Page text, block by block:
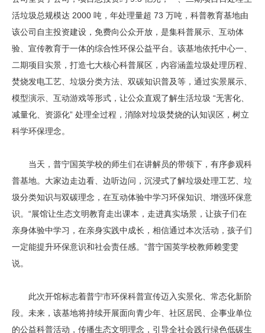
活垃圾总规模达 2000 吨，年处理量超 73 万吨，科普教育基地由
该公司自主投资建设，免费向公众开放，是集科普展示、互动体
验、宣传教育于一体的综合性环保公益平台。该基地依托中心一、
二期项目实景，打造七大核心科普展区，内容涵盖垃圾处理历程、
焚烧发电工艺、垃圾分类方法、双碳知识普及等，通过实景展示、
模型演示、互动游戏等形式，让公众直观了解生活垃圾 “无害化、
减量化、资源化” 处理全过程，消除对垃圾焚烧的认知误区，树立
科学环保理念。
当天，普宁国英学校的师生们在讲解员的带领下，有序参观科
普基地。大家边走边看、边听边问，沉浸式了解垃圾处理工艺、垃
圾分类知识与双碳理念，在互动体验中学习环保知识、增强环保意
识。“展馆让生态文明教育走出课本，走进真实场景，让孩子们在
亲身体验中学习，在亲身实践中成长，相信通过本次活动，孩子们
一定能提升环保意识和社会责任感。”普宁国英学校教师赖雯雯
说。
此次开馆标志着普宁市环保科普宣传迈入实景化、常态化新阶
段。未来，该基地将持续开展面向青少年、社区居民、企事业单位
的公益科普活动，传播生态文明理念，引导全社会践行绿色低碳生